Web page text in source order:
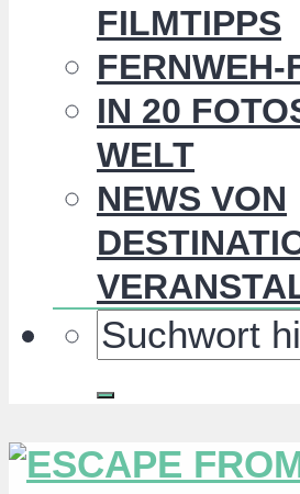
FILMTIPPS
FERNWEH-
IN 20
WELT
NEWS VON